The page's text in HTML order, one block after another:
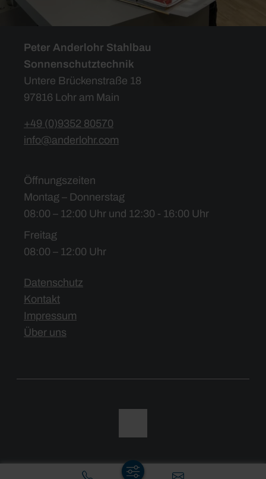
Peter Anderlohr Stahlbau
Sonnenschutztechnik
Untere Brückenstraße 18
97816 Lohr am Main
+49 (0)9352 80570
info@anderlohr.com
Öffnungszeiten
Montag – Donnerstag
08:00 – 12:00 Uhr und 12:30 - 16:00 Uhr
Freitag
08:00 – 12:00 Uhr
Datenschutz
Kontakt
Impressum
Über uns